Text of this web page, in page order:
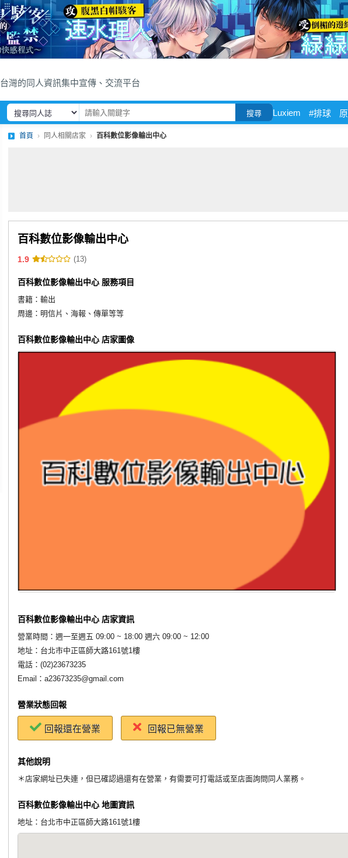
台灣的同人資訊集中宣傳、交流平台
搜尋 Luxiem #排球
首頁 同人相關店家 百科數位影像輸出中心
百科數位影像輸出中心
1.9 (13)
百科數位影像輸出中心 服務項目
書籍： 輸出
周邊： 明信片、海報、傳單等等
百科數位影像輸出中心 店家圖像
百科數位影像輸出中心 店家資訊
營業時間： 週一至週五 09:00 ~ 18:00 週六 09:00 ~ 12:00
地址： 台北市中正區師大路161號1樓
電話： (02)23673235
Email： a23673235@gmail.com
營業狀態回報
回報還在營業 回報已無營業
其他說明
＊店家網址已失連，但已確認過還有在營業，有需要可打電話或至店面詢問同人業務。
百科數位影像輸出中心 地圖資訊
地址：台北市中正區師大路161號1樓